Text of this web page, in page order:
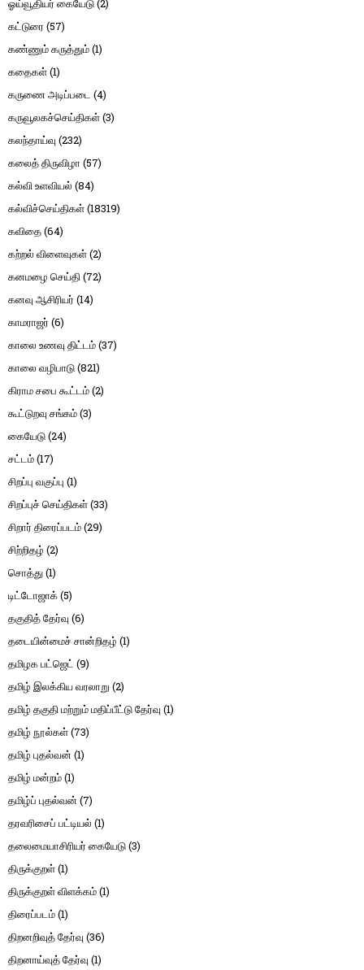
ஓய்வூதியர் கையேடு(2)
கட்டுரை (57)
கண்ணும் கருத்தும்(1)
கதைகள்(1)
கருணை அடிப்படை (4)
கருவூலகச்செய்திகள்(3)
கலந்தாய்வு (232)
கலைத் திருவிழா (57)
கல்வி உளவியல் (84)
கல்விச்செய்திகள்(18319)
கவிதை(64)
கற்றல் விளைவுகள்(2)
கனமழை செய்தி(72)
கனவு ஆசிரியர் (14)
காமராஜர் (6)
காலை உணவு திட்டம்(37)
காலை வழிபாடு(821)
கிராம சபை கூட்டம்(2)
கூட்டுறவு சங்கம்(3)
கையேடு(24)
சட்டம்(17)
சிறப்பு வகுப்பு (1)
சிறப்புச் செய்திகள்(33)
சிறார் திரைப்படம்(29)
சிற்றிதழ் (2)
சொத்து(1)
டிட்டோஜாக்(5)
தகுதித் தேர்வு (6)
தடையின்மைச் சான்றிதழ் (1)
தமிழக பட்ஜெட் (9)
தமிழ் இலக்கிய வரலாறு (2)
தமிழ் தகுதி மற்றும் மதிப்பீட்டு தேர்வு (1)
தமிழ் நூல்கள்(73)
தமிழ் புதல்வன் (1)
தமிழ் மன்றம்(1)
தமிழ்ப் புதல்வன் (7)
தரவரிசைப் பட்டியல் (1)
தலைமையாசிரியர் கையேடு(3)
திருக்குறள்(1)
திருக்குறள் விளக்கம்(1)
திரைப்படம்(1)
திறனறிவுத் தேர்வு (36)
திறனாய்வுத் தேர்வு (1)